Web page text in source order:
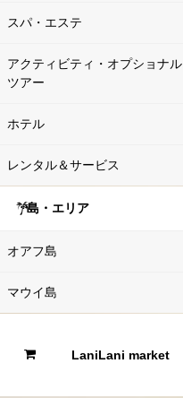
スパ・エステ
アクティビティ・オプショナル
ツアー
ホテル
レンタル＆サービス
島・エリア
オアフ島
マウイ島
LaniLani market